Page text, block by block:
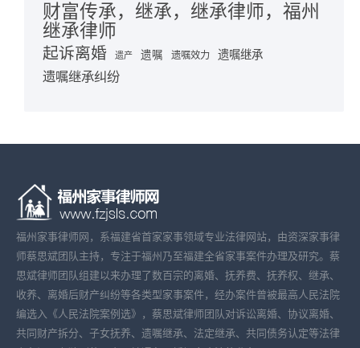
财富传承，继承，继承律师，福州
继承律师
起诉离婚 遗产 遗嘱 遗嘱效力 遗嘱继承
遗嘱继承纠纷
福州家事律师网，系福建省首家家事领域专业法律网站，由资深家事律
师蔡思斌团队主持，专注于福州乃至福建全省家事案件办理及研究。蔡
思斌律师团队组建以来办理了数百宗的离婚、抚养费、抚养权、继承、
收养、离婚后财产纠纷等各类型家事案件，经办案件曾被最高人民法院
编选入《人民法院案例选》，蔡思斌律师团队对诉讼离婚、协议离婚、
共同财产拆分、子女抚养、遗嘱继承、法定继承、共同债务认定等法律